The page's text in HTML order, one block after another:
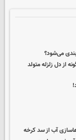
می‌شود؟
از دل زلزله متولد
آب از سد کرخه